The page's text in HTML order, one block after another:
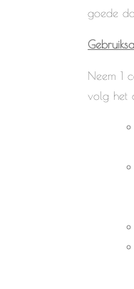
goede
Neem 1
volg het